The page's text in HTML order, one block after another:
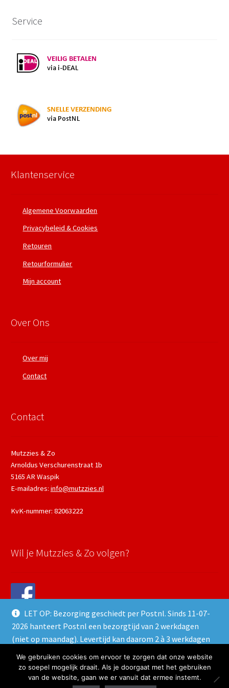
LET OP: Bezorging geschiedt per Postnl. Sinds 11-07-
2026 hanteert Postnl een bezorgtijd van 2 werkdagen
(niet op maandag). Levertijd kan daarom 2 à 3 werkdagen
duren.
Negeren
Service
Klantenservice
Algemene Voorwaarden
Privacybeleid & Cookies
Retouren
Retourformulier
Mijn account
Over Ons
Over mij
Contact
Contact
Mutzzies & Zo
Arnoldus Verschurenstraat 1b
5165 AR Waspik
E-mailadres: info@mutzzies.nl
KvK-nummer: 82063222
Wil je Mutzzies & Zo volgen?
© 2022 Mutzzies & Zo - Powered and maintained bywinkeltjes.net
We gebruiken cookies om ervoor te zorgen dat onze website
zo soepel mogelijk draait. Als je doorgaat met het gebruiken
van de website, gaan we er vanuit dat ermee instemt.